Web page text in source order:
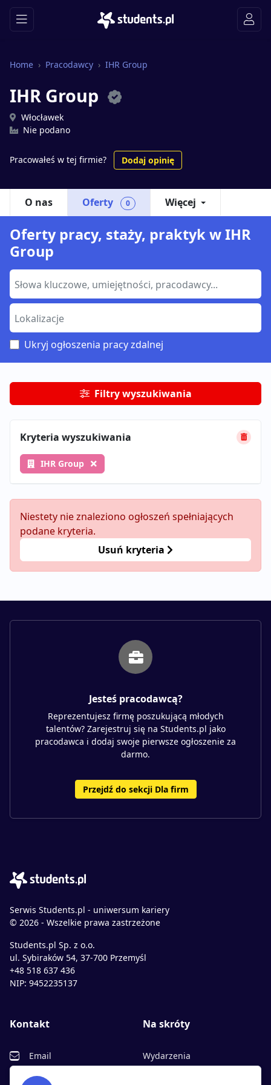
Home Pracodawcy IHR Group
IHR Group
Włocławek
Nie podano
Pracowałeś w tej firmie? Dodaj opinię
O nas Oferty 0 Więcej
Oferty pracy, staży, praktyk w IHR
Group
Ukryj ogłoszenia pracy zdalnej
Filtry wyszukiwania
Kryteria wyszukiwania
IHR Group
Niestety nie znaleziono ogłoszeń spełniających
podane kryteria.
Usuń kryteria
Jesteś pracodawcą?
Reprezentujesz firmę poszukującą młodych
talentów? Zarejestruj się na Students.pl jako
pracodawca i dodaj swoje pierwsze ogłoszenie za
darmo.
Przejdź do sekcji Dla firm
Serwis Students.pl - uniwersum kariery
© 2026 - Wszelkie prawa zastrzeżone
Students.pl Sp. z o.o.
ul. Sybiraków 54, 37-700 Przemyśl
+48 518 637 436
NIP: 9452235137
Kontakt
Email
Facebook
Na skróty
Wydarzenia